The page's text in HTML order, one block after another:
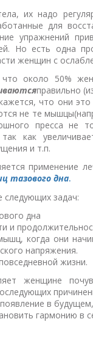
их надо
для
упражнений
Но есть одна
женщин с
около 50%
правильно
что они
не те
пресса не
как
и т.п.
применение
тазового дна.
следующих задач:
дна
и
когда они
напряжения.
жизни.
женщине
в
гармонию в